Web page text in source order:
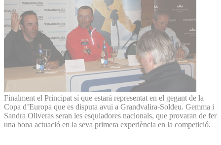
Finalment el Principat sí que estarà representat en el gegant de la
Copa d’Europa que es disputa avui a Grandvalira-Soldeu. Gemma i
Sandra Oliveras seran les esquiadores nacionals, que provaran de fer
una bona actuació en la seva primera experiència en la competició.